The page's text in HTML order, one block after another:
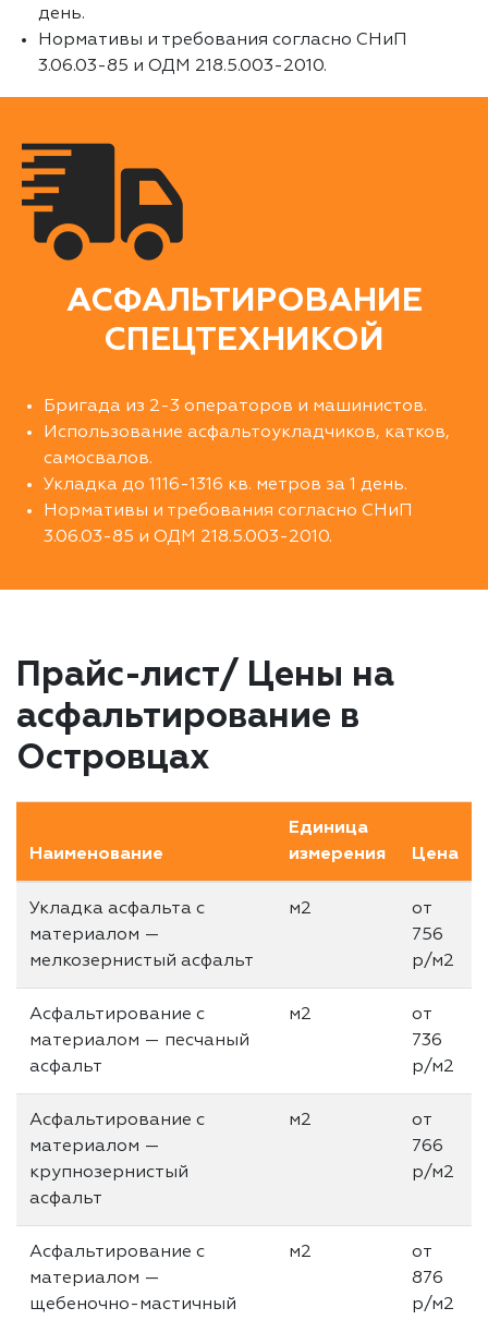
день.
Нормативы и требования согласно СНиП
3.06.03-85 и ОДМ 218.5.003-2010.
АСФАЛЬТИРОВАНИЕ
СПЕЦТЕХНИКОЙ
Бригада из 2-3 операторов и машинистов.
Использование асфальтоукладчиков, катков,
самосвалов.
Укладка до 1116-1316 кв. метров за 1 день.
Нормативы и требования согласно СНиП
3.06.03-85 и ОДМ 218.5.003-2010.
Прайс-лист/ Цены на
асфальтирование в
Островцах
Наименование
Единица
измерения
Цена
Укладка асфальта с
материалом —
мелкозернистый асфальт
м2
от
756
р/м2
Асфальтирование с
материалом — песчаный
асфальт
м2
от
736
р/м2
Асфальтирование с
материалом —
крупнозернистый
асфальт
м2
от
766
р/м2
Асфальтирование с
материалом —
щебеночно-мастичный
м2
от
876
р/м2